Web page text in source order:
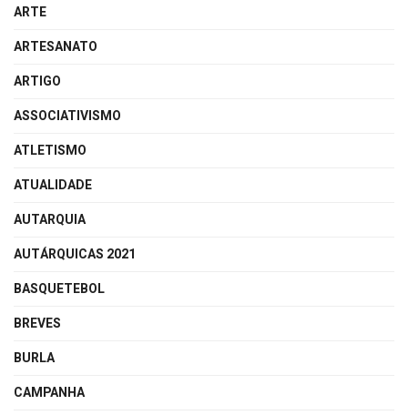
ARTE
ARTESANATO
ARTIGO
ASSOCIATIVISMO
ATLETISMO
ATUALIDADE
AUTARQUIA
AUTÁRQUICAS 2021
BASQUETEBOL
BREVES
BURLA
CAMPANHA